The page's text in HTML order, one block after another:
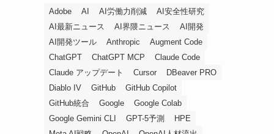
Adobe AI AI労働力削減
AI安全性研究
AI最新ニュース
AI界隈ニュース
AI開発
AI開発ツール
Anthropic
Augment Code
ChatGPT
ChatGPT MCP
Claude Code
Claude アップデート
Cursor
DBeaver PRO
Diablo IV
GitHub
GitHub Copilot
GitHub統合
Google
Google Colab
Google Gemini CLI
GPT-5予測
HPE